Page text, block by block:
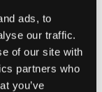
ads, to
our traffic.
of our site with
partners who
you’ve